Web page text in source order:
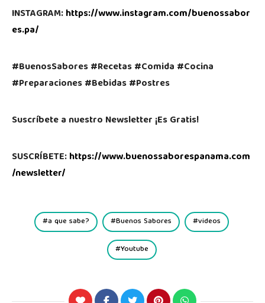
INSTAGRAM:https://www.instagram.com/buenossabor
es.pa/
#BuenosSabores #Recetas #Comida #Cocina
#Preparaciones #Bebidas #Postres
Suscríbete a nuestro Newsletter ¡Es Gratis!
SUSCRÍBETE:https://www.buenossaborespanama.com
/newsletter/
a que sabe? Buenos Sabores videos
Youtube